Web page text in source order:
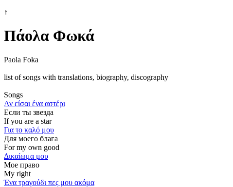
↑
Πάολα Φωκά
Paola Foka
list of songs with translations, biography, discography
Songs
Αν είσαι ένα αστέρι
Если ты звезда
If you are a star
Για το καλό μου
Для моего блага
For my own good
Δικαίωμα μου
Мое право
My right
Ένα τραγούδι πες μου ακόμα